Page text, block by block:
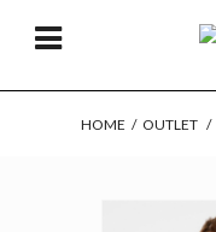
HOME / OUTLET /